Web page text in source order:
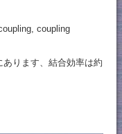
coupling
ます、結合効率は約